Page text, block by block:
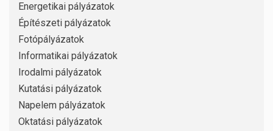
Energetikai pályázatok
Építészeti pályázatok
Fotópályázatok
Informatikai pályázatok
Irodalmi pályázatok
Kutatási pályázatok
Napelem pályázatok
Oktatási pályázatok